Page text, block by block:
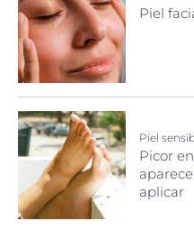
Piel
Piel
Picor
aplicar